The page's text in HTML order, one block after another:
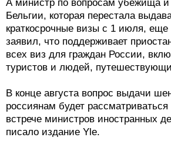
А министр по вопросам убежища и
Бельгии, которая перестала
краткосрочные визы с 1 июля,
заявил, что поддерживает
всех виз для граждан России,
туристов и людей,
В конце августа вопрос выдачи
россиянам будет
встрече министров иностранных
писало издание Yle.